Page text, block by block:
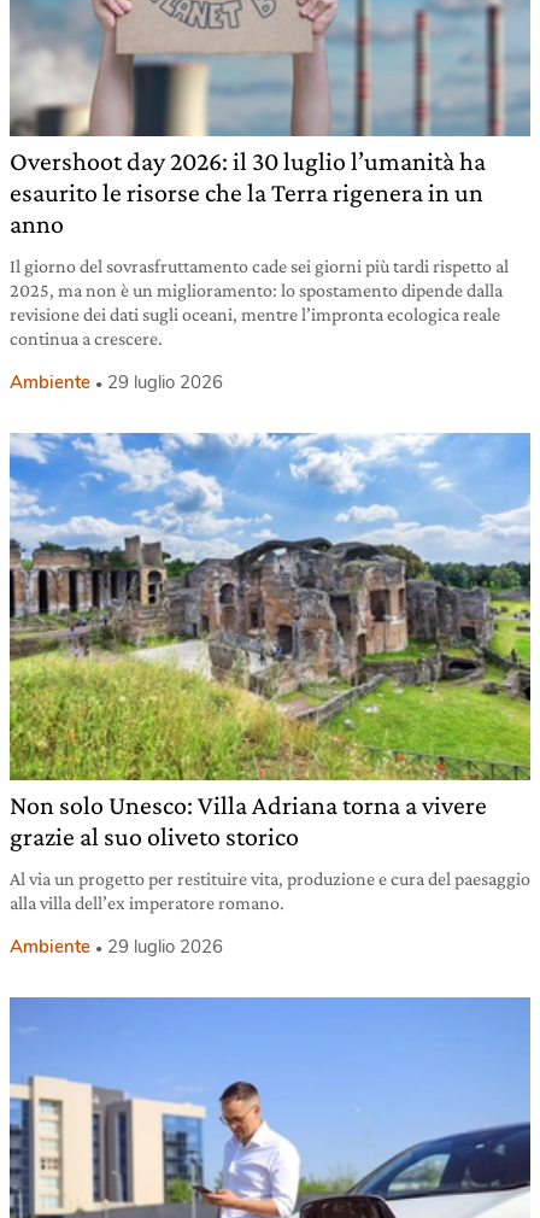
Overshoot day 2026: il 30 luglio l’umanità ha
esaurito le risorse che la Terra rigenera in un
anno
Il giorno del sovrasfruttamento cade sei giorni più tardi rispetto al
2025, ma non è un miglioramento: lo spostamento dipende dalla
revisione dei dati sugli oceani, mentre l’impronta ecologica reale
continua a crescere.
Ambiente 29 luglio 2026
Non solo Unesco: Villa Adriana torna a vivere
grazie al suo oliveto storico
Al via un progetto per restituire vita, produzione e cura del paesaggio
alla villa dell’ex imperatore romano.
Ambiente 29 luglio 2026